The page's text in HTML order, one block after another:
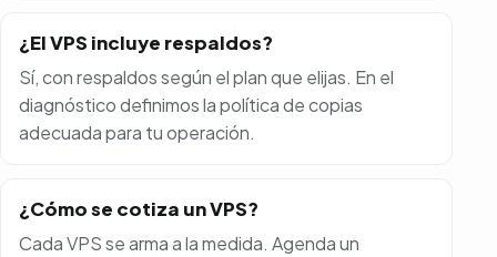
¿El VPS incluye respaldos?
Sí, con respaldos según el plan que elijas. En el
diagnóstico definimos la política de copias
adecuada para tu operación.
¿Cómo se cotiza un VPS?
Cada VPS se arma a la medida. Agenda un